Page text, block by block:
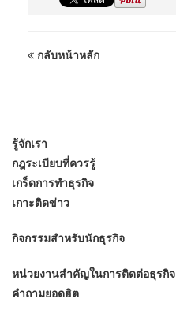
กลับหน้าหลัก
รู้จักเรา
กฎระเบียบที่ควรรู้
เกร็ดการทำธุรกิจ
เกาะติดข่าว
กิจกรรมสำหรับนักธุรกิจ
หน่วยงานสำคัญในการติดต่อธุรกิจ
คำถามยอดฮิต